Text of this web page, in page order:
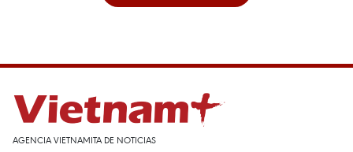
AGENCIA VIETNAMITA DE NOTICIAS